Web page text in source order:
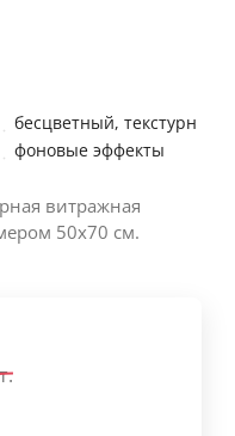
бесцветный, текстурн
фоновые эффекты
витражная
50х70 см.